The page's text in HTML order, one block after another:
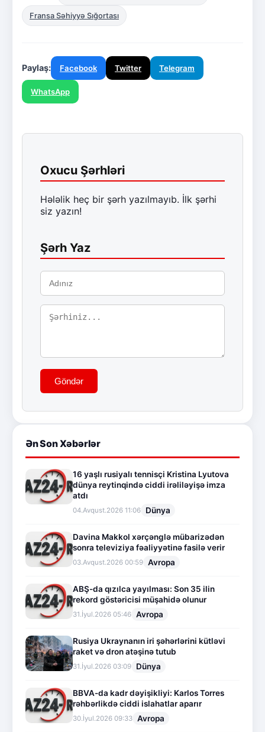
Fransa Səhiyyə Sığortası
Paylaş: Facebook Twitter Telegram
WhatsApp
Oxucu Şərhləri
Hələlik heç bir şərh yazılmayıb. İlk şərhi
siz yazın!
Şərh Yaz
Göndər
Ən Son Xəbərlər
16 yaşlı rusiyalı tennisçi Kristina Lyutova
dünya reytinqində ciddi irəliləyişə imza
atdı
04.Avqust.2026 11:06 Dünya
Davina Makkol xərçənglə mübarizədən
sonra televiziya fəaliyyətinə fasilə verir
03.Avqust.2026 00:59 Avropa
ABŞ-da qızılca yayılması: Son 35 ilin
rekord göstəricisi müşahidə olunur
31.İyul.2026 05:46 Avropa
Rusiya Ukraynanın iri şəhərlərini kütləvi
raket və dron atəşinə tutub
31.İyul.2026 03:09 Dünya
BBVA-da kadr dəyişikliyi: Karlos Torres
rəhbərlikdə ciddi islahatlar aparır
30.İyul.2026 09:33 Avropa